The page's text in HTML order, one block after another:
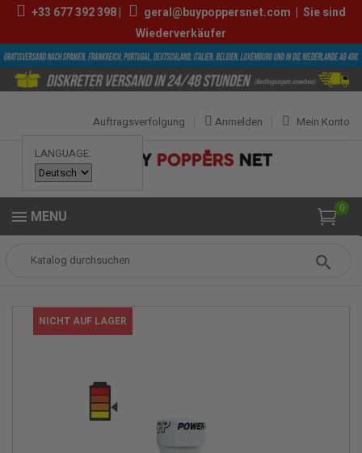
+33 677 392 398| geral@buypoppersnet.com | Sie sind
Wiederverkäufer
LANGUAGE:
Mein Konto
Anmelden
Auftragsverfolgung
0
MENU
POPPERS
NICHT AUF LAGER